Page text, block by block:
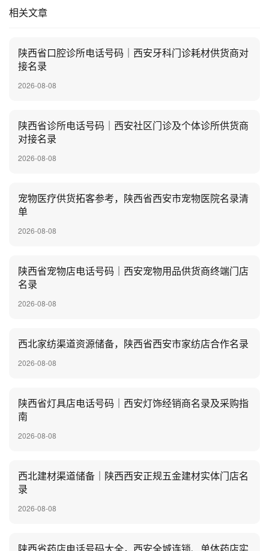
相关文章
陕西省口腔诊所电话号码｜西安牙科门诊耗材供货商对
接名录
2026-08-08
陕西省诊所电话号码｜西安社区门诊及个体诊所供货商
对接名录
2026-08-08
宠物医疗供货拓客参考，陕西省西安市宠物医院名录清
单
2026-08-08
陕西省宠物店电话号码｜西安宠物用品供货商终端门店
名录
2026-08-08
西北家纺渠道资源储备，陕西省西安市家纺店合作名录
2026-08-08
陕西省灯具店电话号码｜西安灯饰经销商名录及采购指
南
2026-08-08
西北建材渠道储备｜陕西西安正规五金建材实体门店名
录
2026-08-08